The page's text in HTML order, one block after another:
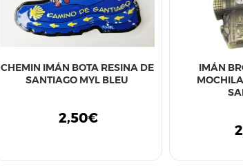
CHEMIN IMÁN BOTA RESINA DE
SANTIAGO MYL BLEU
2,50€
IMÁN